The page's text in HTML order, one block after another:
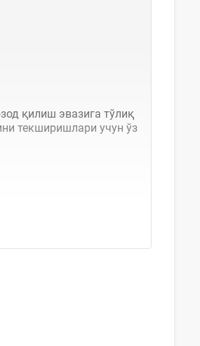
қилиш эвазига тўлиқ
текширишлари учун ўз